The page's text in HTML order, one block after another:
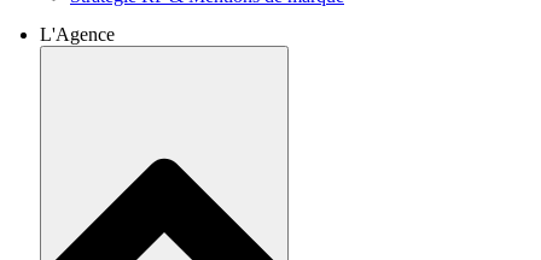
L'Agence